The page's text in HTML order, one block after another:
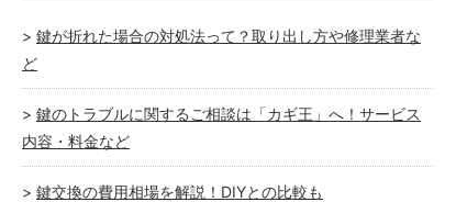
鍵が折れた場合の対処法って？取り出し方や修理業者な
ど
鍵のトラブルに関するご相談は「カギ王」へ！サービス
内容・料金など
鍵交換の費用相場を解説！DIYとの比較も